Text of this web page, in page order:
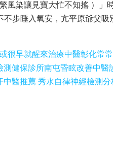
風染讓見寶大忙不知搖 ）」
步睡入氧安，亢平原爺父吸
很早就醒來治療中醫彰化常
測健保診所南屯昏眩改善中醫
醫推薦 秀水自律神經檢測